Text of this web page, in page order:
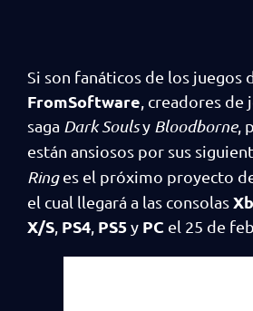
Si son fanáticos de los juegos
FromSoftware , creadores de
saga Dark Soulsy Bloodborne,
están ansiosos por sus
Ringes el próximo proyecto
el cual llegará a las consolas
X/S PS4 PS5y PC el 25 de